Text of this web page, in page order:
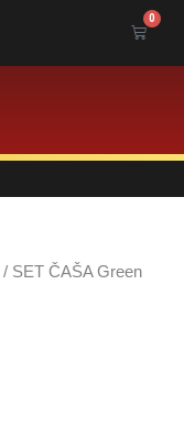
0
Cart
/ SET ČAŠA Green